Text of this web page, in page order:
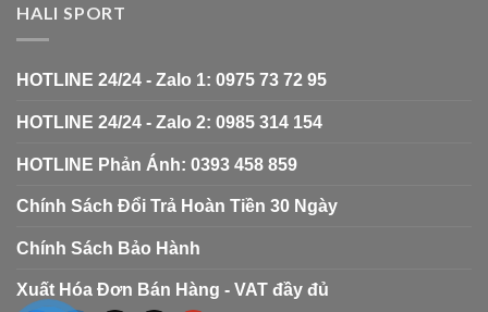
HALI SPORT
HOTLINE 24/24 - Zalo 1: 0975 73 72 95
HOTLINE 24/24 - Zalo 2: 0985 314 154
HOTLINE Phản Ánh: 0393 458 859
Chính Sách Đổi Trả Hoàn Tiền 30 Ngày
Chính Sách Bảo Hành
Xuất Hóa Đơn Bán Hàng - VAT đầy đủ